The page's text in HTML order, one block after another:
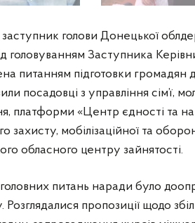
голови Донецькоїголови Донецької
головуванням Заступника
питанням підготовки
посадовці з управління сім’ї,
платформи «Центр єдності та
захисту, мобілізаційної та
обласного центру зайнятості.
питань наради було
Розглядалися пропозиції щодо